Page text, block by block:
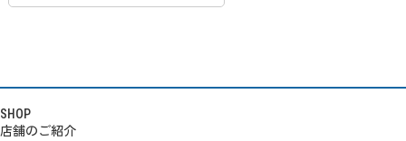
SHOP
店舗のご紹介